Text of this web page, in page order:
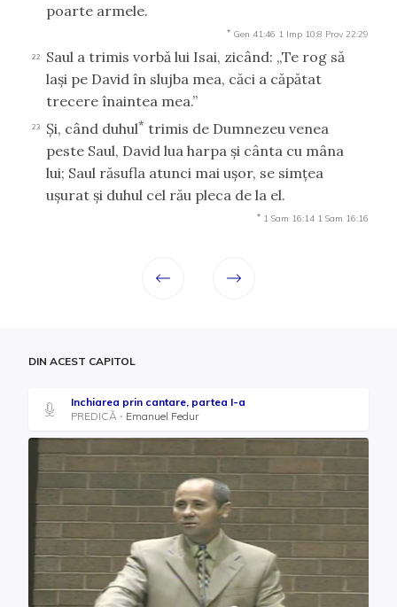
poarte armele.
* Gen 41:46 1 Imp 10:8 Prov 22:29
22
Saul a trimis vorbă lui Isai, zicând: „Te rog să
laşi pe David în slujba mea, căci a căpătat
trecere înaintea mea.”
23 Şi, când duhul* trimis de Dumnezeu venea
peste Saul, David lua harpa şi cânta cu mâna
lui; Saul răsufla atunci mai uşor, se simţea
uşurat şi duhul cel rău pleca de la el.
* 1 Sam 16:14 1 Sam 16:16
DIN ACEST CAPITOL
Inchiarea prin cantare, partea I-a
PREDICĂ
Emanuel Fedur